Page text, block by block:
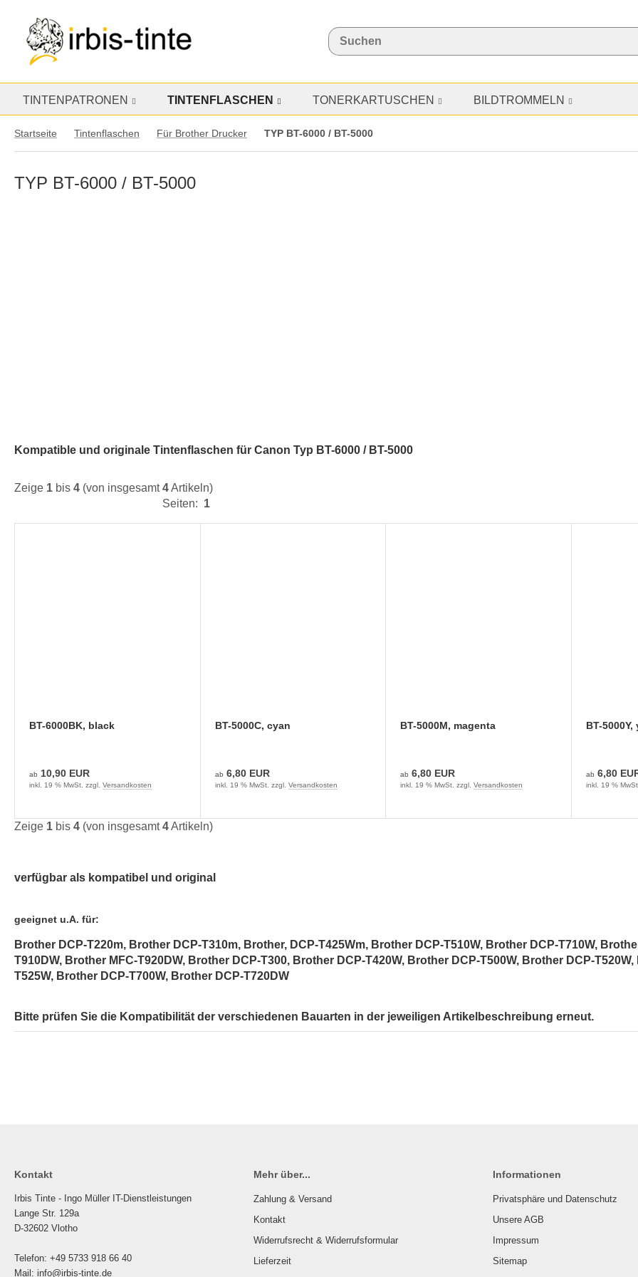
TINTENPATRONEN TINTENFLASCHEN TONERKARTUSCHEN BILDTROMMELN
Startseite Tintenflaschen Für Brother Drucker TYP BT-6000 / BT-5000
TYP BT-6000 / BT-5000
Kompatible und originale Tintenflaschen für Canon Typ BT-6000 / BT-5000
Zeige 1 bis 4 (von insgesamt4Artikeln)
Seiten: 1
BT-6000BK, black
ab 10,90 EUR
inkl. 19 % MwSt. zzgl. Versandkosten
BT-5000C, cyan
ab 6,80 EUR
inkl. 19 % MwSt. zzgl. Versandkosten
BT-5000M, magenta
ab 6,80 EUR
inkl. 19 % MwSt. zzgl.Versandkosten
BT-
ab 6,80
inkl. 19 %
Zeige 1 bis 4 (von insgesamt4Artikeln)
verfügbar als kompatibel und original
geeignet u.A. für:
Brother DCP-T220m, Brother DCP-T310m, Brother, DCP-T425Wm, Brother DCP-T510W, Brother DCP-T710W,
T910DW, Brother MFC-T920DW, Brother DCP-T300, Brother DCP-T420W, Brother DCP-T500W, Brother DCP-
T525W, Brother DCP-T700W, Brother DCP-T720DW
Bitte prüfen Sie die Kompatibilität der verschiedenen Bauarten in der jeweiligen Artikelbeschreibung erneut.
Kontakt
Irbis Tinte - Ingo Müller IT-Dienstleistungen
Lange Str. 129a
D-32602 Vlotho
Telefon: +49 5733 918 66 40
Mail: info@irbis-tinte.de
Mehr über...
Zahlung & Versand
Kontakt
Widerrufsrecht & Widerrufsformular
Lieferzeit
Informationen
Privatsphäre und Datenschutz
Unsere AGB
Impressum
Sitemap